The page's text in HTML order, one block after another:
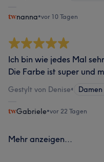
nanna•vor 10 Tagen
Ich bin wie jedes Mal
Die Farbe ist super und
Gestylt von Denise•
Gabriele•vor 22 Tagen
Mehr anzeigen...